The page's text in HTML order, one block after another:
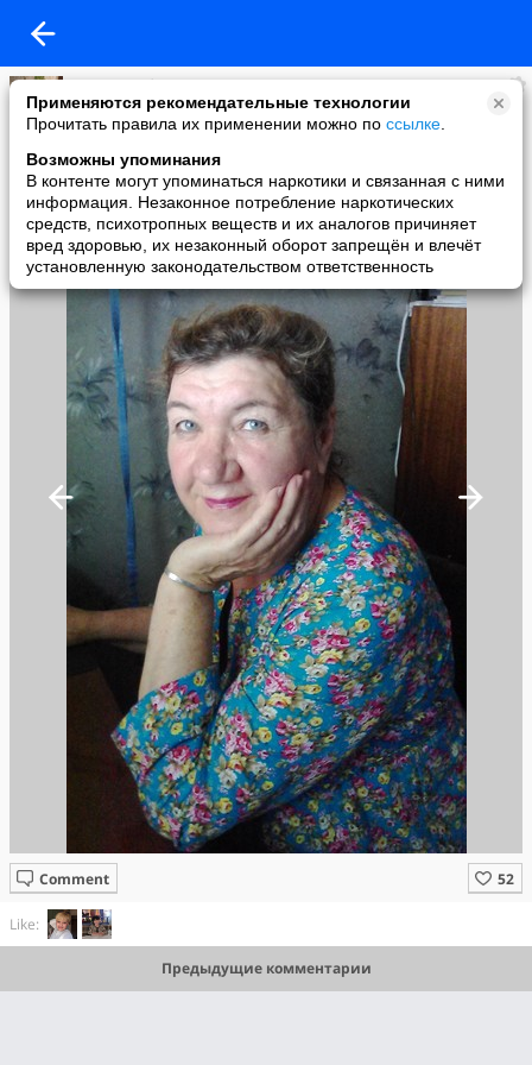
Применяются рекомендательные технологии
Прочитать правила их применении можно по ссылке
Возможны упоминания
В контенте могут упоминаться наркотики и связанная с ними
информация. Незаконное потребление наркотических
средств, психотропных веществ и их аналогов причиняет
вред здоровью, их незаконный оборот запрещён и влечёт
установленную законодательством ответственность
Хадиша Абдрахманова
added a photo
05 Jun в 09:45
Comment
Like:
Предыдущие комментарии